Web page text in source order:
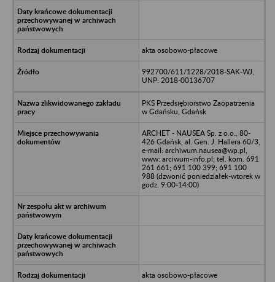
akta osobowo-płacowe
992700/611/1228/2018-SAK-WJ,
UNP: 2018-00136707
PKS Przedsiębiorstwo Zaopatrzenia
w Gdańsku, Gdańsk
ARCHET - NAUSEA Sp. z o.o., 80-
426 Gdańsk, al. Gen. J. Hallera 60/3,
e-mail: archiwum.nausea@wp.pl,
www: arciwum-info.pl; tel. kom. 691
261 661; 691 100 399; 691 100
988 (dzwonić poniedziałek-wtorek w
godz. 9:00-14:00)
akta osobowo-płacowe